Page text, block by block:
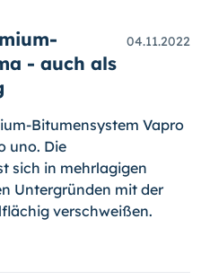
- auch als
04.11.2022
Bitumensystem Vapro
uno. Die
sich in mehrlagigen
Untergründen mit der
verschweißen.